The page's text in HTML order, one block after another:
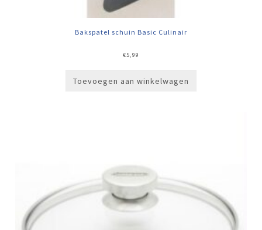
Bakspatel schuin Basic Culinair
€5,99
Toevoegen aan winkelwagen